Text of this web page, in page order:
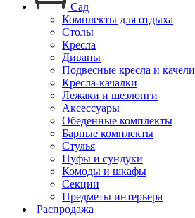
Сад
Комплекты для отдыха
Столы
Кресла
Диваны
Подвесные кресла и качели
Кресла-качалки
Лежаки и шезлонги
Аксессуары
Обеденные комплекты
Барные комплекты
Стулья
Пуфы и сундуки
Комоды и шкафы
Секции
Предметы интерьера
Распродажа